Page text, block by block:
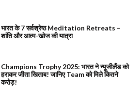
भारत के 7 सर्वश्रेष्ठ Meditation Retreats –
शांति और आत्म-खोज की यात्रा
Champions Trophy 2025: भारत ने न्यूजीलैंड को
हराकर जीता खिताब! जानिए Team को मिले कितने
करोड़!